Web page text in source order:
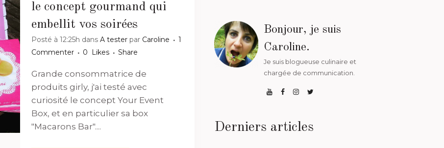
le concept gourmand qui
embellit vos soirées
Posté à 12:25h dans A tester par Caroline
1
Commenter
0 Likes Share
Grande consommatrice de
produits girly, j'ai testé avec
curiosité le concept Your Event
Box, et en particulier sa box
"Macarons Bar"....
Bonjour, je suis
Caroline.
Je suis blogueuse culinaire et
chargée de communication.
Derniers articles